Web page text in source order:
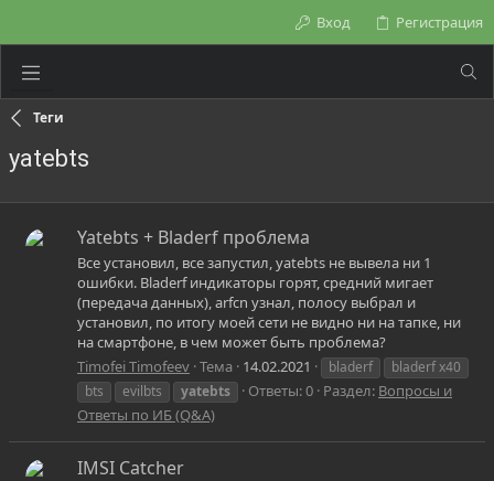
Вход Регистрация
Теги
yatebts
Yatebts + Bladerf проблема
Все установил, все запустил, yatebts не вывела ни 1
ошибки. Bladerf индикаторы горят, средний мигает
(передача данных), arfcn узнал, полосу выбрал и
установил, по итогу моей сети не видно ни на тапке, ни
на смартфоне, в чем может быть проблема?
Timofei Timofeev Тема 14.02.2021 bladerf
bladerf x40
bts
evilbts yatebts Ответы: 0 Раздел: Вопросы и
Ответы по ИБ (Q&A)
IMSI Catcher